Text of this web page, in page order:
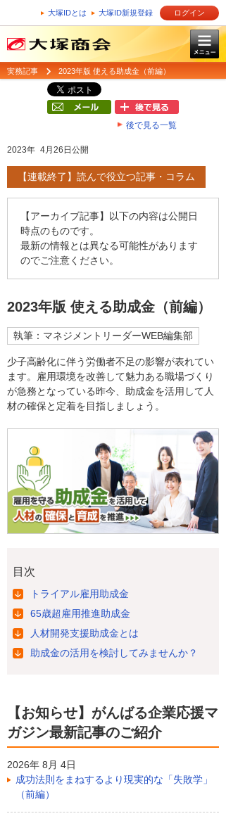
大塚IDとは 大塚ID新規登録 ログイン
実務記事 2023年版 使える助成金（前編）
後で見る一覧
2023年 4月26日公開
【連載終了】読んで役立つ記事・コラム
【アーカイブ記事】以下の内容は公開日
時点のものです。
最新の情報とは異なる可能性があります
のでご注意ください。
2023年版 使える助成金（前編）
執筆：マネジメントリーダーWEB編集部
少子高齢化に伴う労働者不足の影響が表れてい
ます。雇用環境を改善して魅力ある職場づくり
が急務となっている昨今、助成金を活用して人
材の確保と定着を目指しましょう。
目次
トライアル雇用助成金
65歳超雇用推進助成金
人材開発支援助成金とは
助成金の活用を検討してみませんか？
【お知らせ】がんばる企業応援マ
ガジン最新記事のご紹介
2026年 8月 4日
成功法則をまねするより現実的な「失敗学」
（前編）